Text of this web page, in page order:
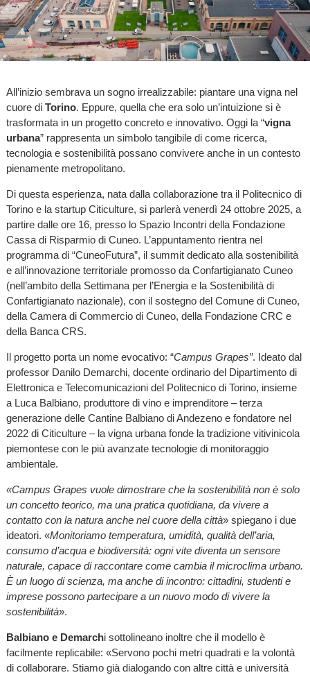
All’inizio sembrava un sogno irrealizzabile: piantare una vigna nel
cuore di Torino. Eppure, quella che era solo un’intuizione si è
trasformata in un progetto concreto e innovativo. Oggi la “vigna
urbana” rappresenta un simbolo tangibile di come ricerca,
tecnologia e sostenibilità possano convivere anche in un contesto
pienamente metropolitano.
Di questa esperienza, nata dalla collaborazione tra il Politecnico di
Torino e la startup Citiculture, si parlerà venerdì 24 ottobre 2025, a
partire dalle ore 16, presso lo Spazio Incontri della Fondazione
Cassa di Risparmio di Cuneo. L’appuntamento rientra nel
programma di “CuneoFutura”, il summit dedicato alla sostenibilità
e all’innovazione territoriale promosso da Confartigianato Cuneo
(nell’ambito della Settimana per l’Energia e la Sostenibilità di
Confartigianato nazionale), con il sostegno del Comune di Cuneo,
della Camera di Commercio di Cuneo, della Fondazione CRC e
della Banca CRS.
Il progetto porta un nome evocativo: “Campus Grapes”. Ideato dal
professor Danilo Demarchi, docente ordinario del Dipartimento di
Elettronica e Telecomunicazioni del Politecnico di Torino, insieme
a Luca Balbiano, produttore di vino e imprenditore – terza
generazione delle Cantine Balbiano di Andezeno e fondatore nel
2022 di Citiculture – la vigna urbana fonde la tradizione vitivinicola
piemontese con le più avanzate tecnologie di monitoraggio
ambientale.
«Campus Grapes vuole dimostrare che la sostenibilità non è solo
un concetto teorico, ma una pratica quotidiana, da vivere a
contatto con la natura anche nel cuore della città» spiegano i due
ideatori. «Monitoriamo temperatura, umidità, qualità dell’aria,
consumo d’acqua e biodiversità: ogni vite diventa un sensore
naturale, capace di raccontare come cambia il microclima urbano.
È un luogo di scienza, ma anche di incontro: cittadini, studenti e
imprese possono partecipare a un nuovo modo di vivere la
sostenibilità».
Balbiano e Demarchi sottolineano inoltre che il modello è
facilmente replicabile: «Servono pochi metri quadrati e la volontà
di collaborare. Stiamo già dialogando con altre città e università